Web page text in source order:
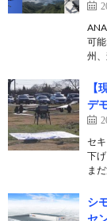
可
州
【
デ
セ
下
ま
シ